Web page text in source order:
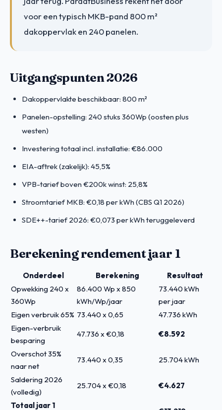
voor een typisch MKB-pand 800 m²
dakoppervlak en 240 panelen.
Uitgangspunten 2026
Dakoppervlakte beschikbaar: 800 m²
Panelen-opstelling: 240 stuks 360Wp (oosten plus
westen)
Investering totaal incl. installatie: €86.000
EIA-aftrek (zakelijk): 45,5%
VPB-tarief boven €200k winst: 25,8%
Stroomtarief MKB: €0,18 per kWh (CBS Q1 2026)
SDE++-tarief 2026: €0,073 per kWh teruggeleverd
Berekening rendement jaar 1
Onderdeel Berekening
Resultaat
Opwekking 240 x
360Wp
86.400 Wp x 850
kWh/Wp/jaar
73.440 kWh
per jaar
Eigen verbruik 65% 73.440 x 0,65
47.736 kWh
Eigen-verbruik
besparing
47.736 x €0,18 €8.592
Overschot 35%
naar net
73.440 x 0,35 25.704 kWh
Saldering 2026
(volledig)
25.704 x €0,18 €4.627
Totaal jaar 1